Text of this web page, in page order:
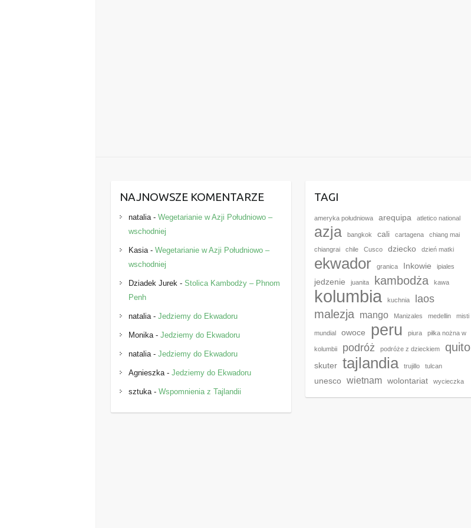
NAJNOWSZE KOMENTARZE
natalia-Wegetarianie w Azji Południowo –
wschodniej
Kasia-Wegetarianie w Azji Południowo –
wschodniej
Dziadek Jurek -Stolica Kambodży – Phnom
Penh
natalia-Jedziemy do Ekwadoru
Monika-Jedziemy do Ekwadoru
natalia-Jedziemy do Ekwadoru
Agnieszka-Jedziemy do Ekwadoru
sztuka-Wspomnienia z Tajlandii
TAGI
ameryka południowa arequipa atletico national
azja bangkok cali cartagena chiang mai
chiangrai chile Cusco dziecko dzień matki
ekwador granica Inkowie ipiales
jedzenie juanita kambodża kawa
kolumbia kuchnia laos
malezja mango Manizales medellin misti
mundial owoce peru piura piłka nożna w
kolumbii podróż podróże z dzieckiem quito
skuter tajlandia trujillo tulcan
unesco wietnam wolontariat wycieczka